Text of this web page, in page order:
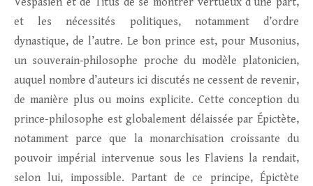
et les nécessités politiques, notamment d’ordre
dynastique, de l’autre. Le bon prince est, pour Musonius,
un souverain‑philosophe proche du modèle platonicien,
auquel nombre d’auteurs ici discutés ne cessent de revenir,
de manière plus ou moins explicite. Cette conception du
prince-philosophe est globalement délaissée par Épictète,
notamment parce que la monarchisation croissante du
pouvoir impérial intervenue sous les Flaviens la rendait,
selon lui, impossible. Partant de ce principe, Épictète